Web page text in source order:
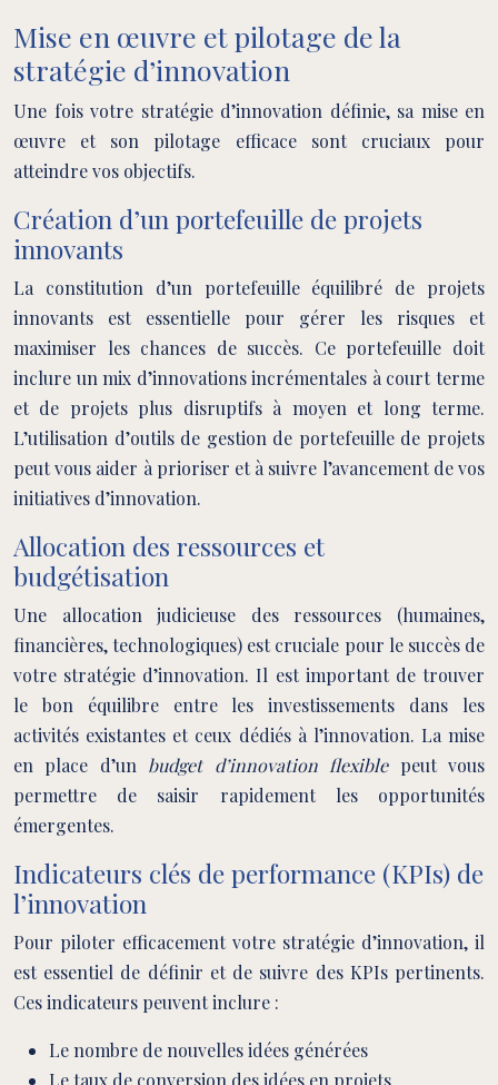
Mise en œuvre et pilotage de la
stratégie d’innovation
Une fois votre stratégie d’innovation définie, sa mise en
œuvre et son pilotage efficace sont cruciaux pour
atteindre vos objectifs.
Création d’un portefeuille de projets
innovants
La constitution d’un portefeuille équilibré de projets
innovants est essentielle pour gérer les risques et
maximiser les chances de succès. Ce portefeuille doit
inclure un mix d’innovations incrémentales à court terme
et de projets plus disruptifs à moyen et long terme.
L’utilisation d’outils de gestion de portefeuille de projets
peut vous aider à prioriser et à suivre l’avancement de vos
initiatives d’innovation.
Allocation des ressources et
budgétisation
Une allocation judicieuse des ressources (humaines,
financières, technologiques) est cruciale pour le succès de
votre stratégie d’innovation. Il est important de trouver
le bon équilibre entre les investissements dans les
activités existantes et ceux dédiés à l’innovation. La mise
en place d’un budget d’innovation flexible peut vous
permettre de saisir rapidement les opportunités
émergentes.
Indicateurs clés de performance (KPIs) de
l’innovation
Pour piloter efficacement votre stratégie d’innovation, il
est essentiel de définir et de suivre des KPIs pertinents.
Ces indicateurs peuvent inclure :
Le nombre de nouvelles idées générées
Le taux de conversion des idées en projets